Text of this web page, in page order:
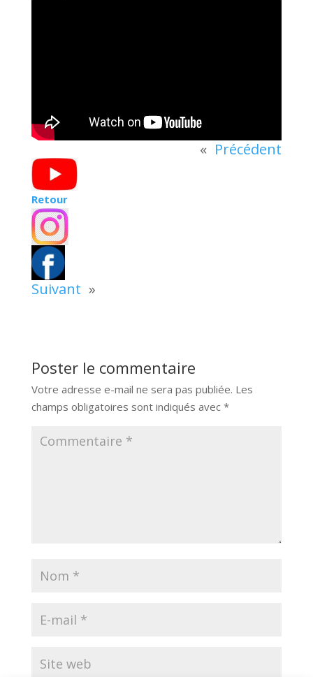
« Précédent
Retour
Suivant »
Poster le commentaire
Votre adresse e-mail ne sera pas publiée. Les
champs obligatoires sont indiqués avec *